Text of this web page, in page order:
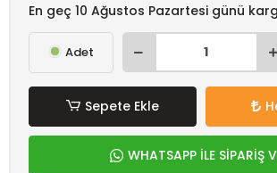
En geç 10 Ağustos Pazartesi günü
Adet
Sepete Ekle
WHATSAPP İLE SİPARİŞ